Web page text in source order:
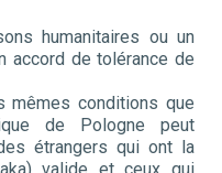
humanitaires ou un
accord de tolérance de
mêmes conditions que
de Pologne peut
étrangers qui ont la